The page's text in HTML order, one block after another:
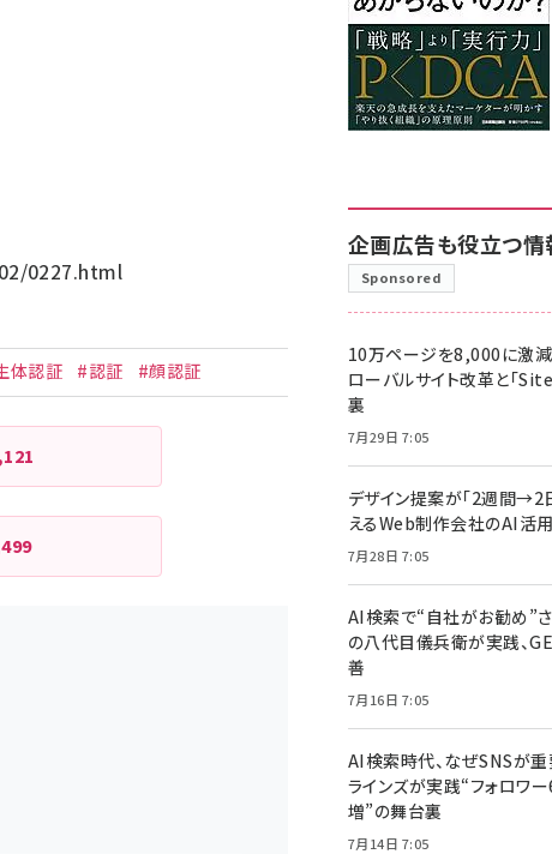
0227.html
体認証 #認証 #顔認証
アする
トする
で送る
企画広告も役立つ情
Sponsored
10万ページを8,000に激
ローバルサイト改革と「
裏
7月29日 7:05
デザイン提案が「2週間→2
えるWeb制作会社のAI活
7月28日 7:05
AI検索で“自社がお勧め”さ
の八代目儀兵衛が実践、
善
7月16日 7:05
AI検索時代、なぜSNSが重
ラインズが実践“フォロワ
増”の舞台裏
7月14日 7:05